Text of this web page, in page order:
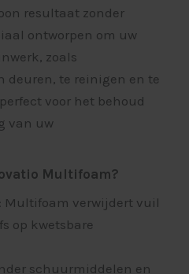
resultaat zonder
ontworpen om uw
zoals
deuren, te reinigen en te
voor het behoud
van uw
Multifoam?
: Multifoam verwijdert vuil
op kwetsbare
schuurmiddelen en